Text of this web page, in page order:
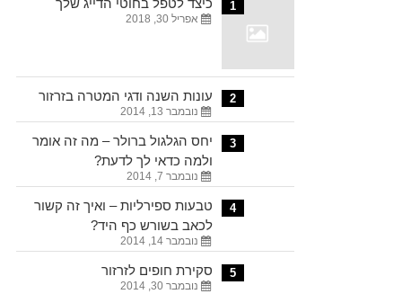
1
אפריל 30, 2018
2 עונות השנה ודגי המטרה בזרזור
נובמבר 13, 2014
3
יחס הגלגול ברולר – מה זה אומר
ולמה כדאי לך לדעת?
נובמבר 7, 2014
4
טבעות ספירליות – ואיך זה קשור
לכאב בשורש כף היד?
נובמבר 14, 2014
5 סקירת חופים לזרזור
נובמבר 30, 2014